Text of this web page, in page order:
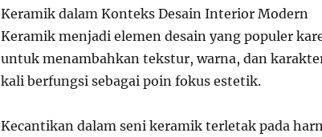
Keramik dalam Konteks Desain Interior Modern
Keramik menjadi elemen desain yang populer
untuk menambahkan tekstur, warna, dan
kali berfungsi sebagai poin fokus estetik.
Kecantikan dalam seni keramik terletak pada